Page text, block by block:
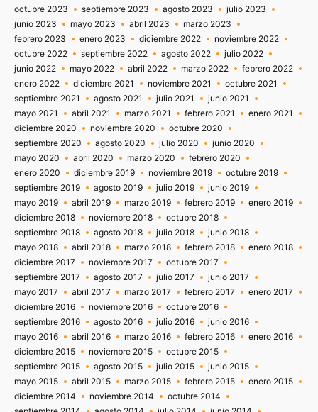
octubre 2023
septiembre 2023 agosto 2023
julio 2023
junio 2023
mayo 2023 abril 2023
marzo 2023
febrero 2023
enero 2023 diciembre 2022
noviembre 2022
octubre 2022
septiembre 2022 agosto 2022
julio 2022
junio 2022
mayo 2022 abril 2022 marzo 2022
febrero 2022
enero 2022
diciembre 2021 noviembre 2021
octubre 2021
septiembre 2021
agosto 2021 julio 2021
junio 2021
mayo 2021
abril 2021 marzo 2021 febrero 2021
enero 2021
diciembre 2020
noviembre 2020
octubre 2020
septiembre 2020
agosto 2020 julio 2020
junio 2020
mayo 2020
abril 2020 marzo 2020
febrero 2020
enero 2020
diciembre 2019 noviembre 2019
octubre 2019
septiembre 2019
agosto 2019 julio 2019
junio 2019
mayo 2019
abril 2019 marzo 2019 febrero 2019
enero 2019
diciembre 2018
noviembre 2018
octubre 2018
septiembre 2018
agosto 2018 julio 2018
junio 2018
mayo 2018
abril 2018 marzo 2018 febrero 2018
enero 2018
diciembre 2017
noviembre 2017
octubre 2017
septiembre 2017
agosto 2017 julio 2017
junio 2017
mayo 2017
abril 2017 marzo 2017 febrero 2017
enero 2017
diciembre 2016
noviembre 2016
octubre 2016
septiembre 2016
agosto 2016 julio 2016
junio 2016
mayo 2016
abril 2016 marzo 2016 febrero 2016
enero 2016
diciembre 2015
noviembre 2015
octubre 2015
septiembre 2015
agosto 2015 julio 2015
junio 2015
mayo 2015
abril 2015 marzo 2015 febrero 2015
enero 2015
diciembre 2014
noviembre 2014
octubre 2014